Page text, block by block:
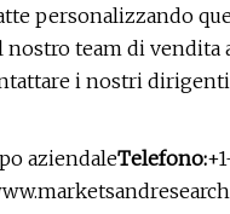
personalizzando
nostro team di
i nostri
aziendaleTelefono: